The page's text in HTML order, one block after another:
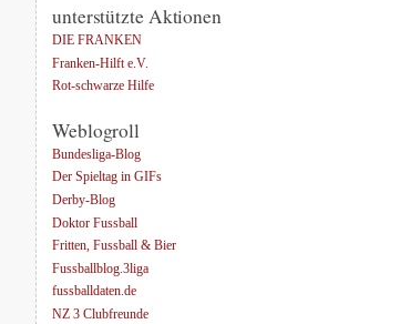
unterstützte Aktionen
DIE FRANKEN
Franken-Hilft e.V.
Rot-schwarze Hilfe
Weblogroll
Bundesliga-Blog
Der Spieltag in GIFs
Derby-Blog
Doktor Fussball
Fritten, Fussball & Bier
Fussballblog.3liga
fussballdaten.de
NZ 3 Clubfreunde